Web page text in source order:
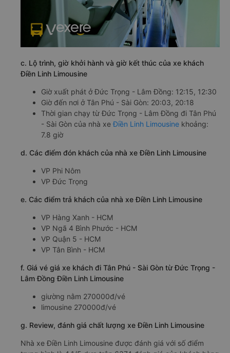
c. Lộ trình, giờ khởi hành và giờ kết thúc của xe khách
Điền Linh Limousine
Giờ xuất phát ở Đức Trọng - Lâm Đồng: 12:15, 12:30
Giờ đến nơi ở Tân Phú - Sài Gòn: 20:03, 20:18
Thời gian chạy từ Đức Trọng - Lâm Đồng đi Tân Phú
- Sài Gòn của nhà xeĐiền Linh Limousine khoảng:
7.8 giờ
d. Các điểm đón khách của nhà xe Điền Linh Limousine
VP Phi Nôm
VP Đức Trọng
e. Các điểm trả khách của nhà xe Điền Linh Limousine
VP Hàng Xanh - HCM
VP Ngã 4 Bình Phước - HCM
VP Quận 5 - HCM
VP Tân Bình - HCM
f. Giá vé giá xe khách đi Tân Phú - Sài Gòn từ Đức Trọng -
Lâm Đồng Điền Linh Limousine
giường nằm 270000đ/vé
limousine 270000đ/vé
g. Review, đánh giá chất lượng xe Điền Linh Limousine
Nhà xe Điền Linh Limousine được đánh giá với số điểm